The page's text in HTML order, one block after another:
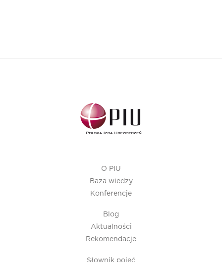
O PIU
Baza wiedzy
Konferencje
Blog
Aktualności
Rekomendacje
Słownik pojęć